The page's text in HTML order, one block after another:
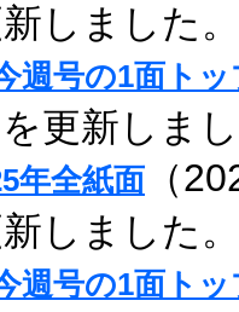
新しました。
週号の1面トッ
更新しま
年全紙面
（
新しました。
週号の1面トッ